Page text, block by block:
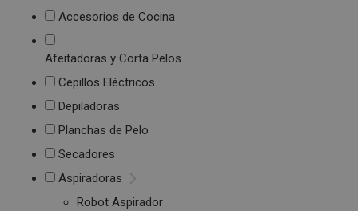
Accesorios de Cocina
Afeitadoras y Corta Pelos
Cepillos Eléctricos
Depiladoras
Planchas de Pelo
Secadores
Aspiradoras
Robot Aspirador